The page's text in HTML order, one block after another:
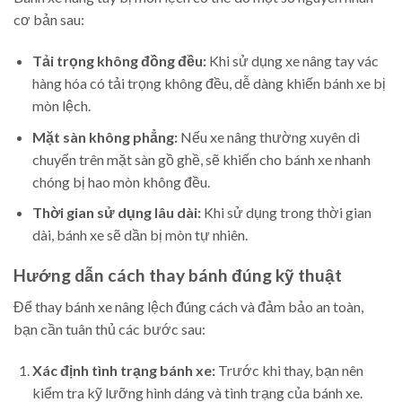
cơ bản sau:
Tải trọng không đồng đều:Khi sử dụng xe nâng tay vác
hàng hóa có tải trọng không đều, dễ dàng khiến bánh xe bị
mòn lệch.
Mặt sàn không phẳng:Nếu xe nâng thường xuyên di
chuyển trên mặt sàn gồ ghề, sẽ khiến cho bánh xe nhanh
chóng bị hao mòn không đều.
Thời gian sử dụng lâu dài:Khi sử dụng trong thời gian
dài, bánh xe sẽ dần bị mòn tự nhiên.
Hướng dẫn cách thay bánh đúng kỹ thuật
Để thay bánh xe nâng lệch đúng cách và đảm bảo an toàn,
bạn cần tuân thủ các bước sau:
Xác định tình trạng bánh xe:Trước khi thay, bạn nên
kiểm tra kỹ lưỡng hình dáng và tình trạng của bánh xe.